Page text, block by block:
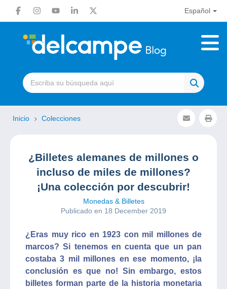
Español
Inicio Colecciones
¿Billetes alemanes de millones o
incluso de miles de millones?
¡Una colección por descubrir!
Monedas & Billetes
Publicado en 18 December 2019
¿Eras muy rico en 1923 con mil millones de
marcos? Si tenemos en cuenta que un pan
costaba 3 mil millones en ese momento, ¡la
conclusión es que no! Sin embargo, estos
billetes forman parte de la historia monetaria